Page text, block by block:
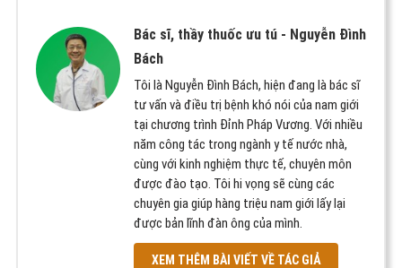
Bác sĩ, thầy thuốc ưu tú - Nguyễn Đình
Bách
Tôi là Nguyễn Đình Bách, hiện đang là bác sĩ
tư vấn và điều trị bệnh khó nói của nam giới
tại chương trình Đỉnh Pháp Vương. Với nhiều
năm công tác trong ngành y tế nước nhà,
cùng với kinh nghiệm thực tế, chuyên môn
được đào tạo. Tôi hi vọng sẽ cùng các
chuyên gia giúp hàng triệu nam giới lấy lại
được bản lĩnh đàn ông của mình.
XEM THÊM BÀI VIẾT VỀ TÁC GIẢ